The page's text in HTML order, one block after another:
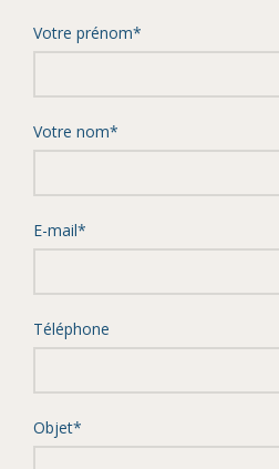
Votre prénom*
Votre nom*
E-mail*
Téléphone
Objet*